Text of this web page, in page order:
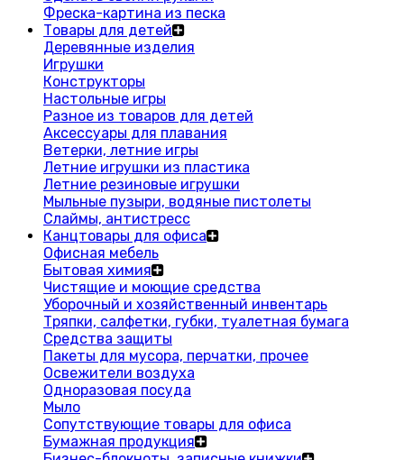
Фреска-картина из песка
Товары для детей
Деревянные изделия
Игрушки
Конструкторы
Настольные игры
Разное из товаров для детей
Аксессуары для плавания
Ветерки, летние игры
Летние игрушки из пластика
Летние резиновые игрушки
Мыльные пузыри, водяные пистолеты
Слаймы, антистресс
Канцтовары для офиса
Офисная мебель
Бытовая химия
Чистящие и моющие средства
Уборочный и хозяйственный инвентарь
Тряпки, салфетки, губки, туалетная бумага
Средства защиты
Пакеты для мусора, перчатки, прочее
Освежители воздуха
Одноразовая посуда
Мыло
Сопутствующие товары для офиса
Бумажная продукция